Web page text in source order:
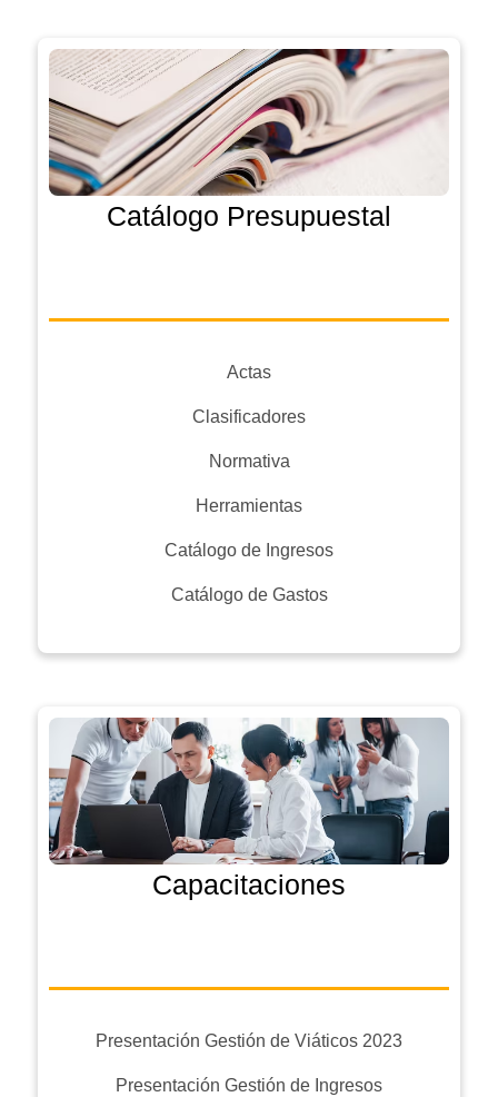
Catálogo Presupuestal
Actas
Clasificadores
Normativa
Herramientas
Catálogo de Ingresos
Catálogo de Gastos
Capacitaciones
Presentación Gestión de Viáticos 2023
Presentación Gestión de Ingresos